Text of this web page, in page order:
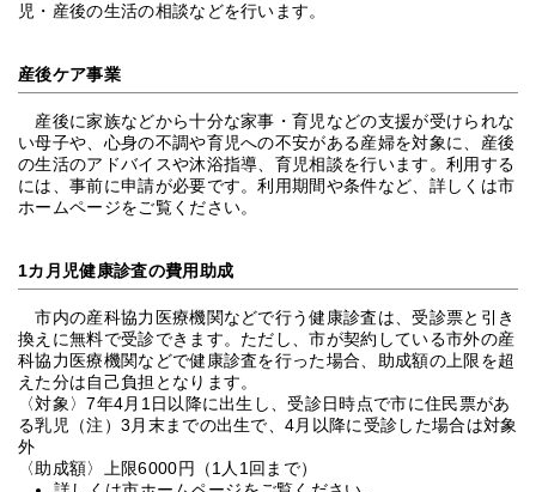
児・産後の生活の相談などを行います。
産後ケア事業
産後に家族などから十分な家事・育児などの支援が受けられな
い母子や、心身の不調や育児への不安がある産婦を対象に、産後
の生活のアドバイスや沐浴指導、育児相談を行います。利用する
には、事前に申請が必要です。利用期間や条件など、詳しくは市
ホームページをご覧ください。
1カ月児健康診査の費用助成
市内の産科協力医療機関などで行う健康診査は、受診票と引き
換えに無料で受診できます。ただし、市が契約している市外の産
科協力医療機関などで健康診査を行った場合、助成額の上限を超
えた分は自己負担となります。
〈対象〉7年4月1日以降に出生し、受診日時点で市に住民票があ
る乳児（注）3月末までの出生で、4月以降に受診した場合は対象
外
〈助成額〉上限6000円（1人1回まで）